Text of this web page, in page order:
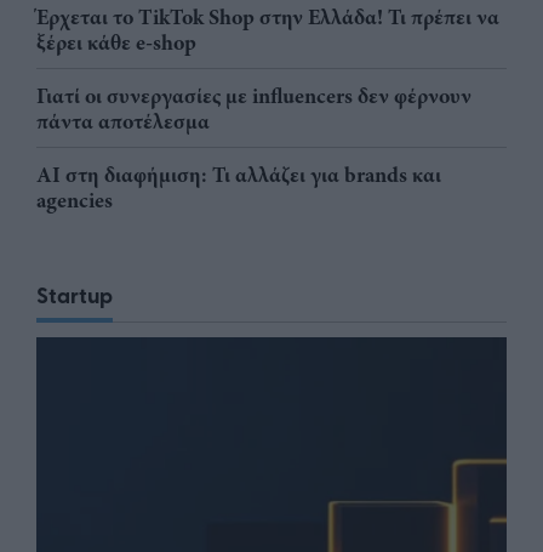
Έρχεται το TikTok Shop στην Ελλάδα! Τι πρέπει να
ξέρει κάθε e-shop
Γιατί οι συνεργασίες με influencers δεν φέρνουν
πάντα αποτέλεσμα
AI στη διαφήμιση: Τι αλλάζει για brands και
agencies
Startup